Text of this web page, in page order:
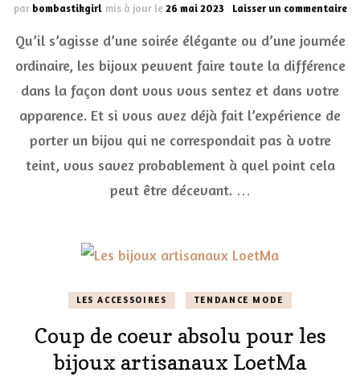
par bombastikgirl mis à jour le26 mai 2023 Laisser un commentaire
Qu’il s’agisse d’une soirée élégante ou d’une journée
ordinaire, les bijoux peuvent faire toute la différence
dans la façon dont vous vous sentez et dans votre
apparence. Et si vous avez déjà fait l’expérience de
porter un bijou qui ne correspondait pas à votre
teint, vous savez probablement à quel point cela
peut être décevant. …
LES ACCESSOIRES TENDANCE MODE
Coup de coeur absolu pour les
bijoux artisanaux LoetMa